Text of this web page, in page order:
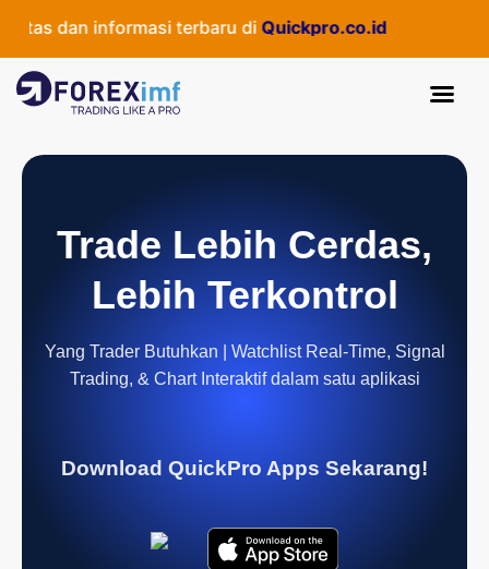
dan informasi terbaru diQuickpro.co.id
Trade Lebih Cerdas,
Lebih Terkontrol
Yang Trader Butuhkan | Watchlist Real-Time, Signal
Trading, & Chart Interaktif dalam satu aplikasi
Download QuickPro Apps Sekarang!